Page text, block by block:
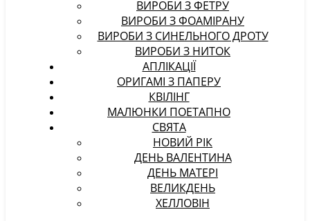
ВИРОБИ З ФЕТРУ
ВИРОБИ З ФОАМІРАНУ
ВИРОБИ З СИНЕЛЬНОГО ДРОТУ
ВИРОБИ З НИТОК
АПЛІКАЦІЇ
ОРИГАМІ З ПАПЕРУ
КВІЛІНГ
МАЛЮНКИ ПОЕТАПНО
СВЯТА
НОВИЙ РІК
ДЕНЬ ВАЛЕНТИНА
ДЕНЬ МАТЕРІ
ВЕЛИКДЕНЬ
ХЕЛЛОВІН